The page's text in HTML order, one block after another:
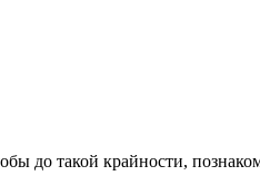
до такой крайности,